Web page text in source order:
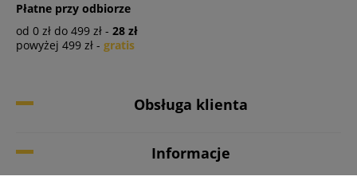
Płatne przy odbiorze
od 0 zł do 499 zł - 28 zł
powyżej 499 zł - gratis
Obsługa klienta
Informacje